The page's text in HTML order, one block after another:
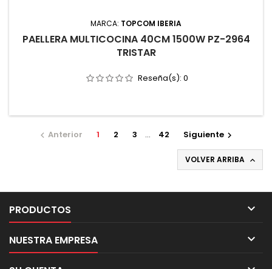
MARCA: TOPCOM IBERIA
PAELLERA MULTICOCINA 40CM 1500W PZ-2964
TRISTAR
Reseña(s): 0
 Anterior 1 2 3 … 42 Siguiente 
VOLVER ARRIBA 
PRODUCTOS 
NUESTRA EMPRESA 